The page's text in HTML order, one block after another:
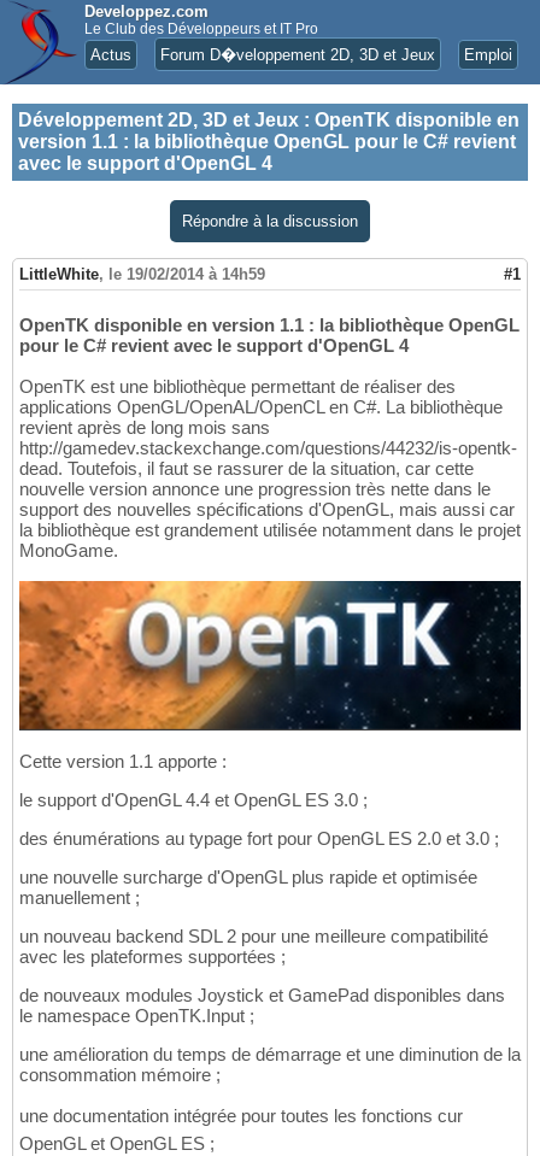
Developpez.com
Le Club des Développeurs et IT Pro
Actus Forum D�veloppement 2D, 3D et Jeux Emploi
Développement 2D, 3D et Jeux : OpenTK disponible en
version 1.1 : la bibliothèque OpenGL pour le C# revient
avec le support d'OpenGL 4
Répondre à la discussion
LittleWhite, le 19/02/2014 à 14h59 #1
OpenTK disponible en version 1.1 : la bibliothèque OpenGL
pour le C# revient avec le support d'OpenGL 4
OpenTK est une bibliothèque permettant de réaliser des
applications OpenGL/OpenAL/OpenCL en C#. La bibliothèque
revient après de long mois sans
http://gamedev.stackexchange.com/questions/44232/is-opentk-
dead. Toutefois, il faut se rassurer de la situation, car cette
nouvelle version annonce une progression très nette dans le
support des nouvelles spécifications d'OpenGL, mais aussi car
la bibliothèque est grandement utilisée notamment dans le projet
MonoGame.
Cette version 1.1 apporte :
le support d'OpenGL 4.4 et OpenGL ES 3.0 ;
des énumérations au typage fort pour OpenGL ES 2.0 et 3.0 ;
une nouvelle surcharge d'OpenGL plus rapide et optimisée
manuellement ;
un nouveau backend SDL 2 pour une meilleure compatibilité
avec les plateformes supportées ;
de nouveaux modules Joystick et GamePad disponibles dans
le namespace OpenTK.Input ;
une amélioration du temps de démarrage et une diminution de la
consommation mémoire ;
une documentation intégrée pour toutes les fonctions cur
OpenGL et OpenGL ES ;